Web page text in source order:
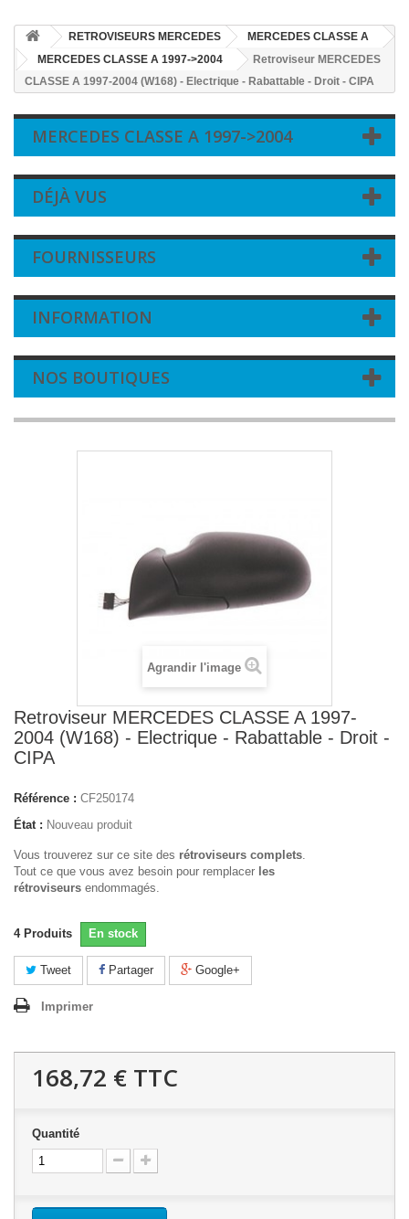
RETROVISEURS MERCEDES
MERCEDES CLASSE A
MERCEDES CLASSE A 1997->2004
Retroviseur MERCEDES
CLASSE A 1997-2004 (W168) - Electrique - Rabattable - Droit - CIPA
MERCEDES CLASSE A 1997->2004
DÉJÀ VUS
FOURNISSEURS
INFORMATION
NOS BOUTIQUES
Agrandir l'image
Retroviseur MERCEDES CLASSE A 1997-
2004 (W168) - Electrique - Rabattable - Droit -
CIPA
Référence : CF250174
État : Nouveau produit
Vous trouverez sur ce site des rétroviseurs complets.
Tout ce que vous avez besoin pour remplacer les
rétroviseurs endommagés.
4 Produits En stock
Tweet Partager Google+
Imprimer
168,72 € TTC
Quantité